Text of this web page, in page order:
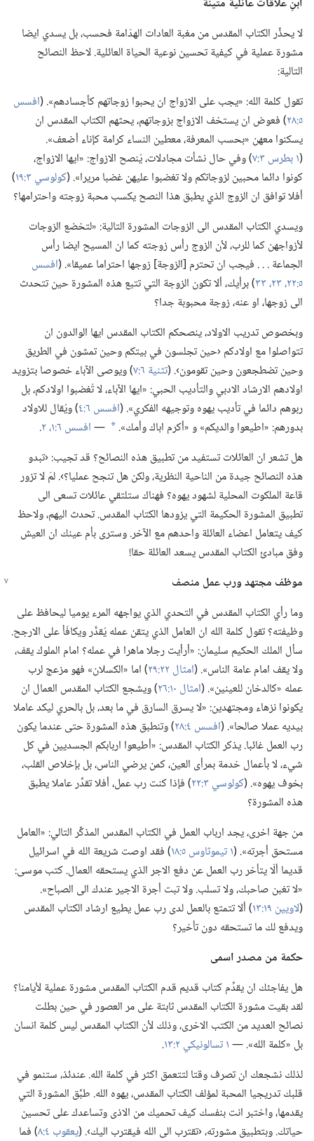
ابنِ علاقات عائلية متينة
لا يحذِّر الكتاب المقدس من مغبة العادات الهدّامة فحسب،‏ بل يسدي ايضا
مشورة عملية في كيفية تحسين نوعية الحياة العائلية.‏ لاحظ النصائح
التالية:‏
تقول كلمة الله:‏ «يجب على الازواج ان يحبوا زوجاتهم كأجسادهم».‏ (‏افسس
٥:‏٢٨
‏)‏ فعوض ان يستخف الازواج بزوجاتهم،‏ يحثهم الكتاب المقدس ان
يسكنوا معهن «بحسب المعرفة،‏ معطين النساء كرامة كإناء أضعف».‏
(‏١ بطرس ٣:‏٧
‏)‏ وفي حال نشأت مجادلات،‏ يُنصح الازواج:‏ «ايها الازواج،‏
كونوا دائما محبين لزوجاتكم ولا تغضبوا عليهن غضبا مريرا».‏ (‏كولوسي ٣:‏١٩
‏)‏
أفلا توافق ان الزوج الذي يطبق هذا النصح يكسب محبة زوجته واحترامها؟‏
ويسدي الكتاب المقدس الى الزوجات المشورة التالية:‏ «لتخضع الزوجات
لأزواجهن كما للرب،‏ لأن الزوج رأس زوجته كما ان المسيح ايضا رأس
الجماعة .‏ .‏ .‏ فيجب ان تحترم [الزوجة] زوجها احتراما عميقا».‏ (‏افسس
٥:‏٢٢،‏ ٢٣،‏
‏)‏ برأيك،‏ ألا تكون الزوجة التي تتبع هذه المشورة حين تتحدث
الى زوجها،‏ او عنه،‏ زوجة محبوبة جدا؟‏
وبخصوص تدريب الاولاد،‏ ينصحكم الكتاب المقدس ايها الوالدون ان
تتواصلوا مع اولادكم ‹حين تجلسون في بيتكم وحين تمشون في الطريق
وحين تضطجعون وحين تقومون›.‏ (‏تثنية ٦:‏٧
‏)‏ ويوصى الآباء خصوصا بتزويد
اولادهم الارشاد الادبي والتأديب الحبي:‏ «ايها الآباء،‏ لا تُغضبوا اولادكم،‏ بل
ربوهم دائما في تأديب يهوه وتوجيهه الفكري».‏ (‏افسس ٦:‏٤
‏)‏ ويُقال للاولاد
بدورهم:‏ «اطيعوا والديكم» و «أكرم اباك وأمك».‏ *
—‏افسس ٦:‏١،‏ ٢
‏.‏
هل تشعر ان العائلات تستفيد من تطبيق هذه النصائح؟‏ قد تجيب:‏ ‹تبدو
هذه النصائح جيدة من الناحية النظرية،‏ ولكن هل تنجح عمليا؟‏›.‏ لمَ لا تزور
قاعة الملكوت المحلية لشهود يهوه؟‏ فهناك ستلتقي عائلات تسعى الى
تطبيق المشورة الحكيمة التي يزودها الكتاب المقدس.‏ تحدث اليهم،‏ ولاحظ
كيف يتعامل اعضاء العائلة واحدهم مع الآخر.‏ وسترى بأم عينك ان العيش
وفق مبادئ الكتاب المقدس يسعد العائلة حقا!‏
موظف مجتهد ورب عمل منصف
وما رأي الكتاب المقدس في التحدي الذي يواجهه المرء يوميا ليحافظ على
وظيفته؟‏ تقول كلمة الله ان العامل الذي يتقن عمله يُقدَّر ويكافَأ على الارجح.‏
سأل الملك الحكيم سليمان:‏ «أرأيت رجلا ماهرا في عمله؟‏ امام الملوك يقف،‏
ولا يقف امام عامة الناس».‏ (‏امثال ٢٢:‏٢٩
‏)‏ اما «الكسلان» فهو مزعج لرب
عمله «كالدخان للعينين».‏ (‏امثال ١٠:‏٢٦
‏)‏ ويشجع الكتاب المقدس العمال ان
يكونوا نزهاء ومجتهدين:‏ «لا يسرق السارق في ما بعد،‏ بل بالحري ليكد عاملا
بيديه عملا صالحا».‏ (‏افسس ٤:‏٢٨
‏)‏ وتنطبق هذه المشورة حتى عندما يكون
رب العمل غائبا.‏ يذكر الكتاب المقدس:‏ «أطيعوا اربابكم الجسديين في كل
شيء،‏ لا بأعمال خدمة بمرأى العين،‏ كمن يرضي الناس،‏ بل بإخلاص القلب،‏
بخوف يهوه».‏ (‏كولوسي ٣:‏٢٢
‏)‏ فإذا كنت رب عمل،‏ أفلا تقدِّر عاملا يطبق
هذه المشورة؟‏
من جهة اخرى،‏ يجد ارباب العمل في الكتاب المقدس المذكِّر التالي:‏ «العامل
مستحق أجرته».‏ (‏١ تيموثاوس ٥:‏١٨
‏)‏ فقد اوصت شريعة الله في اسرائيل
قديما ألّا يتأخر رب العمل عن دفع الاجر الذي يستحقه العمال.‏ كتب موسى:‏
«لا تغبن صاحبك،‏ ولا تسلب.‏ ولا تبت أجرة الاجير عندك الى الصباح».‏
(‏لاويين ١٩:‏١٣
‏)‏ ألا تتمتع بالعمل لدى رب عمل يطيع ارشاد الكتاب المقدس
ويدفع لك ما تستحقه دون تأخير؟‏
حكمة من مصدر اسمى
هل يفاجئك ان يقدِّم كتاب قديم قدم الكتاب المقدس مشورة عملية لأيامنا؟‏
لقد بقيت مشورة الكتاب المقدس ثابتة على مر العصور في حين بطلت
نصائح العديد من الكتب الاخرى،‏ وذلك لأن الكتاب المقدس ليس كلمة انسان
بل «كلمة الله».‏ —‏١ تسالونيكي ٢:‏١٣
‏.‏
لذلك نشجعك ان تصرف وقتا لتتعمق اكثر في كلمة الله.‏ عندئذ،‏ ستنمو في
قلبك تدريجيا المحبة لمؤلف الكتاب المقدس،‏ يهوه الله.‏ طبِّق المشورة التي
يقدمها،‏ واختبر انت بنفسك كيف تحميك من الاذى وتساعدك على تحسين
حياتك.‏ وبتطبيق مشورته،‏ ‹تقترب الى الله فيقترب اليك›.‏ (‏يعقوب ٤:‏٨
‏)‏ فما